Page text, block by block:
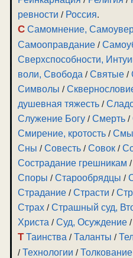
ревности / Россия.
С Самомнение,
Самооправдание /
Сверхспособности,
воли, Свобода /Святые /
Символы /
душевная тяжесть /
Служение Богу /Смерть /
Смирение, кротость /
Сны /Совесть /Совок /
Сострадание грешникам
Споры /Старообрядцы /
Страдание /Страсти /
Страх /Страшный суд,
Христа /Суд, Осуждение
Т Таинства /Таланты /
/Технологии /